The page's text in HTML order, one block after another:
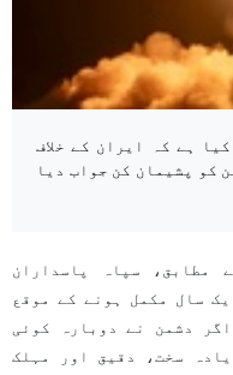
ہے کہ ایران کے خلاف
کو پشیمان کن جواب دیا
مطابق، سپاہ پاسداران
آپریشن کو ایک سال مکمل ہونے کے موقع
دشمن نے دوبارہ کوئی
سخت، دقیق اور مہلک